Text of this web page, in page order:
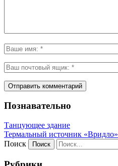
Познавательно
Танцующее здание
Термальный источник «Вридло»
Поиск